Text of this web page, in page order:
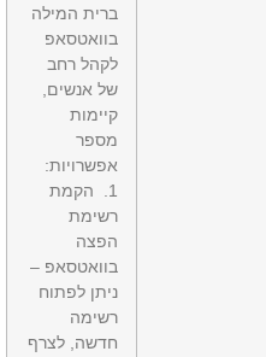
ברית המילה
בוואטסאפ
לקהל רחב
של אנשים,
קיימות
מספר
אפשרויות:
1. הקמת
רשימת
הפצה
בוואטסאפ –
ניתן לפתוח
רשימה
חדשה, לצרף